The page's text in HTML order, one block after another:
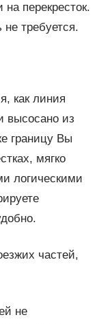
перекресток.
требуется.
как линия
высосано из
границу Вы
мягко
логическими
частей,
не